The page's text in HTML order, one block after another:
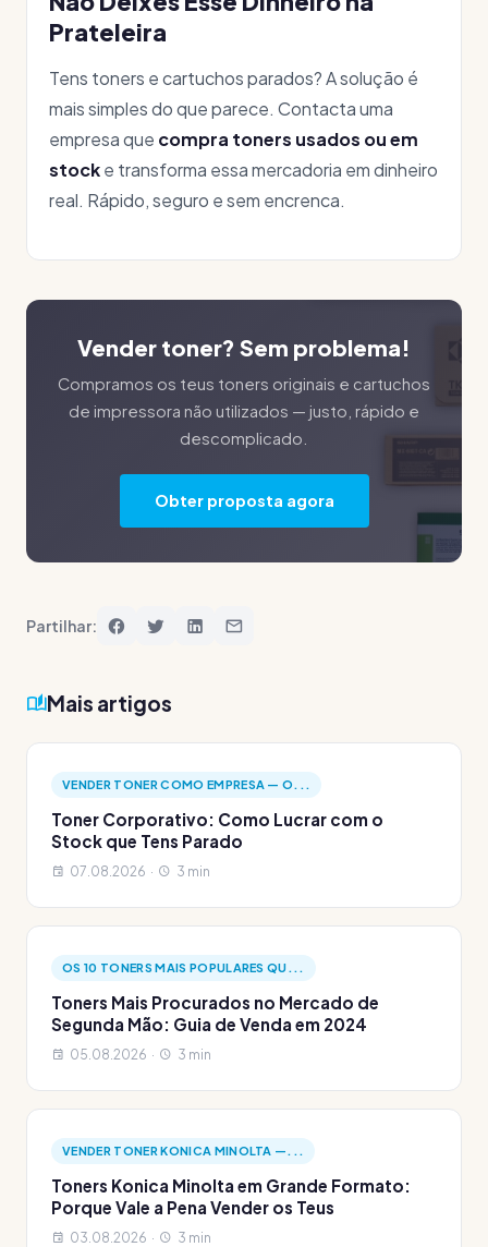
Prateleira
Tens toners e cartuchos parados? A solução é
mais simples do que parece. Contacta uma
empresa que compra toners usados ou em
stocke transforma essa mercadoria em dinheiro
real. Rápido, seguro e sem encrenca.
Vender toner? Sem problema!
Compramos os teus toners originais e cartuchos
de impressora não utilizados — justo, rápido e
descomplicado.
Obter proposta agora
Partilhar:
Mais artigos
VENDER TONER COMO EMPRESA — O...
Toner Corporativo: Como Lucrar com o
Stock que Tens Parado
07.08.2026 · 3 min
OS 10 TONERS MAIS POPULARES QU...
Toners Mais Procurados no Mercado de
Segunda Mão: Guia de Venda em 2024
05.08.2026 · 3 min
VENDER TONER KONICA MINOLTA —...
Toners Konica Minolta em Grande Formato:
Porque Vale a Pena Vender os Teus
03.08.2026 · 3 min